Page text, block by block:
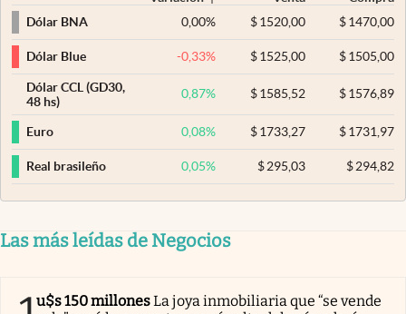
Dólar BNA
0,00% $ 1520,00 $1470,00
Dólar Blue -0,33% $ 1525,00 $1505,00
Dólar CCL (GD30,
48 hs)
0,87% $ 1585,52 $1576,89
Euro 0,08% $ 1733,27 $1731,97
Real brasileño 0,05% $ 295,03 $294,82
Las más leídas de Negocios
u$s 150 millonesLa joya inmobiliaria que “se vende